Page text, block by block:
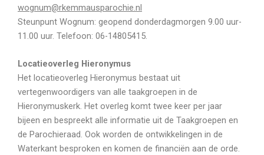
wognum@rkemmausparochie.nl
Steunpunt Wognum: geopend donderdagmorgen 9.00 uur-
11.00 uur. Telefoon: 06-14805415.
Locatieoverleg Hieronymus
Het locatieoverleg Hieronymus bestaat uit
vertegenwoordigers van alle taakgroepen in de
Hieronymuskerk. Het overleg komt twee keer per jaar
bijeen en bespreekt alle informatie uit de Taakgroepen en
de Parochieraad. Ook worden de ontwikkelingen in de
Waterkant besproken en komen de financiën aan de orde.